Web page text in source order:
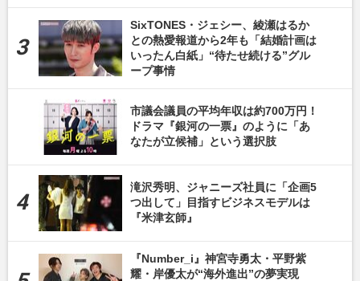
SixTONES・ジェシー、綾瀬はるか
との熱愛報道から2年も「結婚計画は
いったん白紙」“待たせ続ける”グル
ープ事情
市議会議員の平均年収は約700万円！
ドラマ『銀河の一票』のように「あ
なたが立候補」という選択肢
滝沢秀明、ジャニーズ社員に「企画5
つ出して」目指すビジネスモデルは
『米津玄師』
『Number_i』神宮寺勇太・平野紫
耀・岸優太が“海外進出”の夢実現